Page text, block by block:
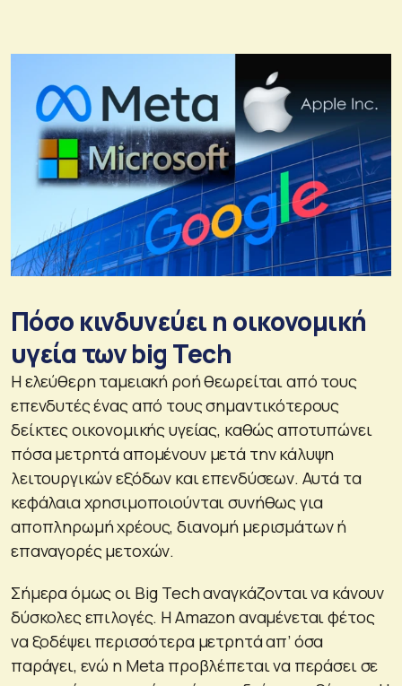
Πόσο κινδυνεύει η οικονομική
υγεία των big Tech
Η ελεύθερη ταμειακή ροή θεωρείται από τους
επενδυτές ένας από τους σημαντικότερους
δείκτες οικονομικής υγείας, καθώς αποτυπώνει
πόσα μετρητά απομένουν μετά την κάλυψη
λειτουργικών εξόδων και επενδύσεων. Αυτά τα
κεφάλαια χρησιμοποιούνται συνήθως για
αποπληρωμή χρέους, διανομή μερισμάτων ή
επαναγορές μετοχών.
Σήμερα όμως οι Big Tech αναγκάζονται να κάνουν
δύσκολες επιλογές. Η Amazon αναμένεται φέτος
να ξοδέψει περισσότερα μετρητά απ’ όσα
παράγει, ενώ η Meta προβλέπεται να περάσει σε